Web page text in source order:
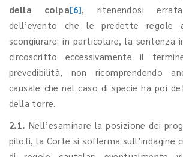
della colpa[6], ritenendosi errata
dell’evento che le predette regole
scongiurare; in particolare, la sentenza
circoscritto eccessivamente il
prevedibilità, non ricomprendendo
causale che nel caso di specie ha poi
della torre.
2.1. Nell’esaminare la posizione dei
piloti, la Corte si sofferma sull’indagine